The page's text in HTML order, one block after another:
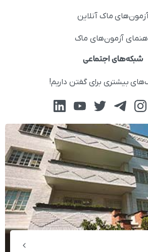
ماک آنلاین
آزمون‌های ماک
شبکه‌های اجتماعی
بیشتری برای گفتن داریم!